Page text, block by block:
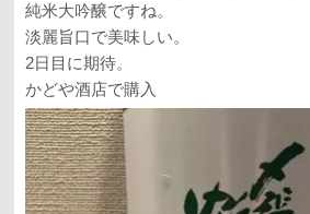
純米大吟醸ですね。
淡麗旨口で美味しい。
2日目に期待。
かどや酒店で購入